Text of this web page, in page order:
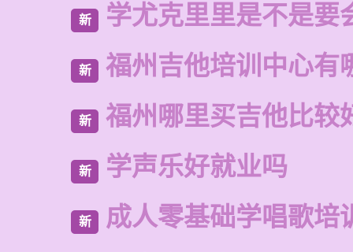
新 学尤克里里是不是要
新 福州吉他培训中心有
新 福州哪里买吉他比较
新 学声乐好就业吗
新 成人零基础学唱歌培